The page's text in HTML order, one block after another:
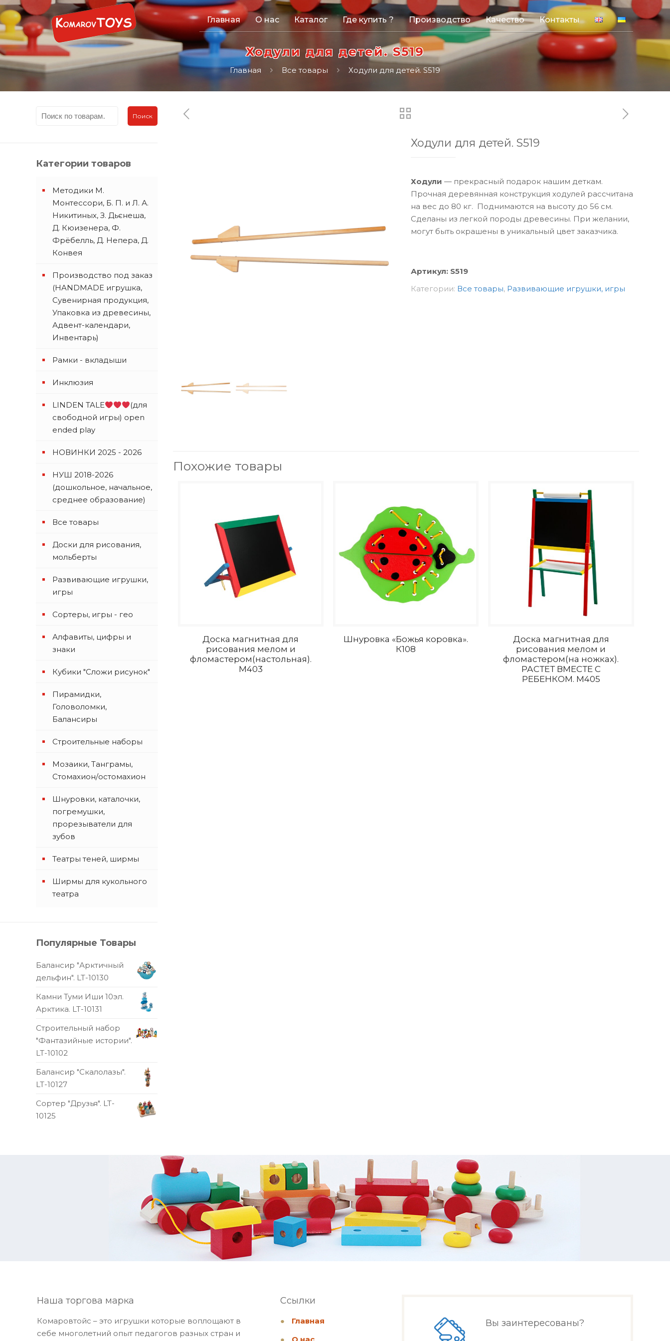
Главная О нас Каталог Где купить ? Производство Качество Контакты
Ходули для детей. S519
Главная Все товары Ходули для детей. S519
Ходули для детей. S519
Ходули — прекрасный подарок нашим деткам.
Прочная деревянная конструкция ходулей рассчитана
на вес до 80 кг. Поднимаются на высоту до 56 см.
Сделаны из легкой породы древесины. При желании,
могут быть окрашены в уникальный цвет заказчика.
Артикул: S519
Категории: Все товары, Развивающие игрушки, игры
Похожие товары
Доска магнитная для
рисования мелом и
фломастером(настольная).
М403
Шнуровка «Божья коровка».
К108
Доска магнитная для
рисования мелом и
фломастером(на ножках).
РАСТЕТ ВМЕСТЕ С
РЕБЕНКОМ. M405
Поиск
Категории товаров
Методики М.
Монтессори, Б. П. и Л. А.
Никитиных, З. Дьєнеша,
Д. Кюизенера, Ф.
Фрёбелль, Д. Непера, Д.
Конвея
Производство под заказ
(HANDMADE игрушка,
Сувенирная продукция,
Упаковка из древесины,
Адвент-календари,
Инвентарь)
Рамки - вкладыши
Инклюзия
LINDEN TALE
(для
свободной игры) open
ended play
НОВИНКИ 2025 - 2026
НУШ 2018-2026
(дошкольное, начальное,
среднее образование)
Все товары
Доски для рисования,
мольберты
Развивающие игрушки,
игры
Сортеры, игры - гео
Алфавиты, цифры и
знаки
Кубики "Сложи рисунок"
Пирамидки,
Головоломки,
Балансиры
Строительные наборы
Мозаики, Танграмы,
Стомахион/остомахион
Шнуровки, каталочки,
погремушки,
прорезыватели для
зубов
Театры теней, ширмы
Ширмы для кукольного
театра
Популярные Товары
Балансир "Арктичный
дельфин". LT-10130
Камни Туми Иши 10эл.
Арктика. LT-10131
Строительный набор
"Фантазийные истории".
LT-10102
Балансир "Скалолазы".
LT-10127
Сортер "Друзья". LT-
10125
Наша торгова марка
Комаровтойс – это игрушки которые воплощают в
себе многолетний опыт педагогов разных стран и
Ссылки
●
Главная
Вы заинтересованы?